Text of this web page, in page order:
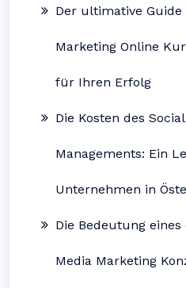
Der ultimative
Marketing Online
für Ihren Erfolg
Die Kosten des
Managements: Ein
Unternehmen in
Die Bedeutung
Media Marketing